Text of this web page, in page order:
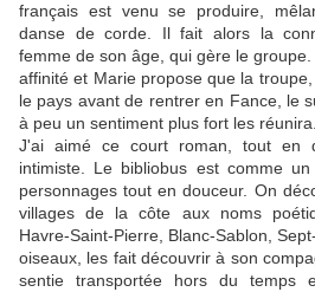
français est venu se produire,
danse de corde. Il fait alors la
femme de son âge, qui gère le
affinité et Marie propose que la
le pays avant de rentrer en Fance, le
à peu un sentiment plus fort les réunira.
J'ai aimé ce court roman, tout en
intimiste. Le bibliobus est comme
personnages tout en douceur. On
villages de la côte aux noms
Havre-Saint-Pierre, Blanc-Sablon,
oiseaux, les fait découvrir à son
sentie transportée hors du temps